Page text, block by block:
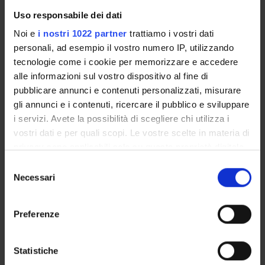
Uso responsabile dei dati
Noi e i nostri 1022 partner trattiamo i vostri dati
personali, ad esempio il vostro numero IP, utilizzando
tecnologie come i cookie per memorizzare e accedere
alle informazioni sul vostro dispositivo al fine di
pubblicare annunci e contenuti personalizzati, misurare
gli annunci e i contenuti, ricercare il pubblico e sviluppare
i servizi. Avete la possibilità di scegliere chi utilizza i
vostri dati e per quali scopi. Le vostre scelte in materia di
modificare o revocare il proprio consenso in qualsiasi
momento dalla Dichiarazione sui cookie o facendo clic
raccogliere informazioni sulla tua posizione
geografica, con un'approssimazione di qualche
delNecessari
Preferenze
Statistiche
Valentina Moro
Professore ordinario
Michele Scandola
Professore associato
AREE DI RICERCA COINVOLTE DAL PROGETTO
Psychology, Applied
ATTIVITÀ